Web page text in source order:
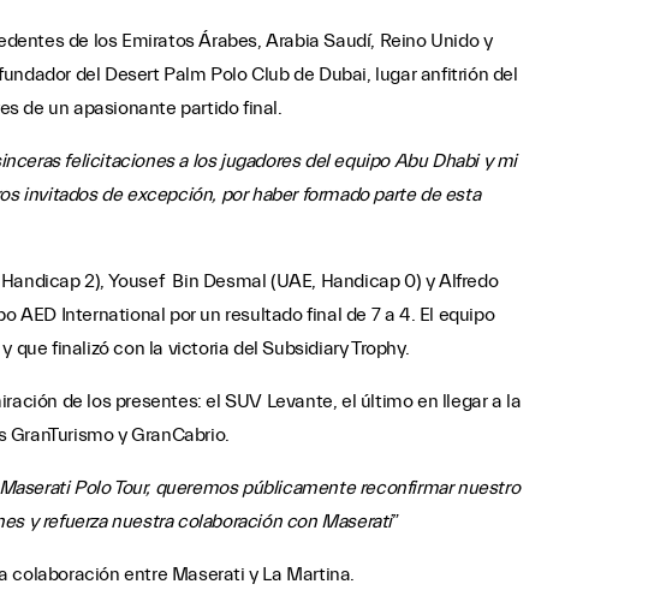
de los Emiratos Árabes, Arabia Saudí, Reino Unido y
del Desert Palm Polo Club de Dubai, lugar anfitrión del
de un apasionante partido final.
felicitaciones a los jugadores del equipo Abu Dhabi y mi
invitados de excepción, por haber formado parte de esta
2), Yousef Bin Desmal (UAE, Handicap 0) y Alfredo
International por un resultado final de 7 a 4. El equipo
finalizó con la victoria del Subsidiary Trophy.
de los presentes: el SUV Levante, el último en llegar a la
y GranCabrio.
Polo Tour, queremos públicamente reconfirmar nuestro
y refuerza nuestra colaboración con Maserati”
colaboración entre Maserati y La Martina.